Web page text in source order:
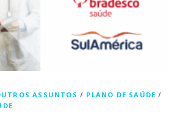
ASSUNTOS / PLANO DE SAÚDE /